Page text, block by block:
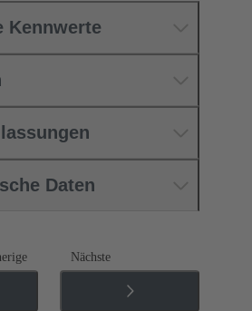
Kennwerte
Daten
Nächste